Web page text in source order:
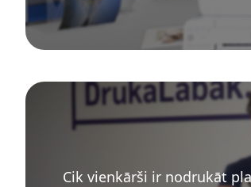
Cik vienkārši ir nodrukāt